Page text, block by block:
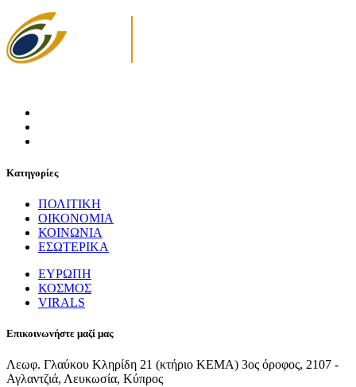
Κατηγορίες
ΠΟΛΙΤΙΚΗ
ΟΙΚΟΝΟΜΙΑ
ΚΟΙΝΩΝΙΑ
ΕΣΩΤΕΡΙΚΑ
ΕΥΡΩΠΗ
ΚΟΣΜΟΣ
VIRALS
Επικοινωνήστε μαζί μας
Λεωφ. Γλαύκου Κληρίδη 21 (κτήριο ΚΕΜΑ) 3ος όροφος, 2107 -
Αγλαντζιά, Λευκωσία, Κύπρος